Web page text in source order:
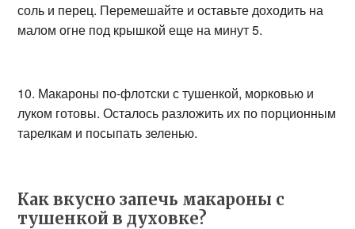
соль и перец. Перемешайте и оставьте доходить на
малом огне под крышкой еще на минут 5.
10. Макароны по-флотски с тушенкой, морковью и
луком готовы. Осталось разложить их по порционным
тарелкам и посыпать зеленью.
Как вкусно запечь макароны с
тушенкой в духовке?